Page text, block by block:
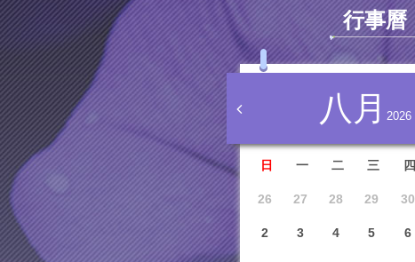
行事曆
八月 2026
日 一 二 三 四
26 27 28 29 30
2 3 4 5 6